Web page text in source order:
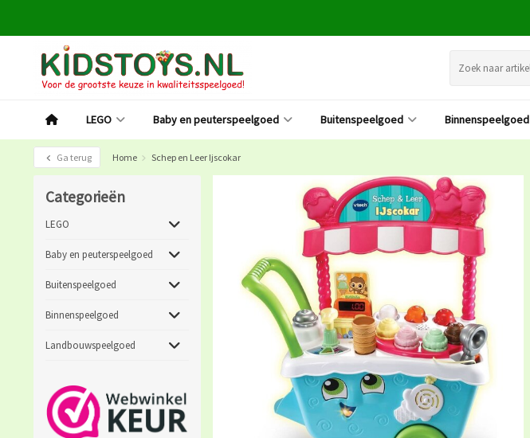
LEGO Baby en peuterspeelgoed Buitenspeelgoed Binnenspeelgoed
Ga terug Home Schep en Leer Ijscokar
Categorieën
LEGO
Baby en peuterspeelgoed
Buitenspeelgoed
Binnenspeelgoed
Landbouwspeelgoed